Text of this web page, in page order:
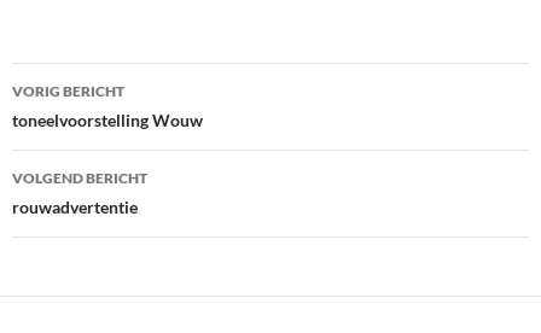
Bericht
navigatie
VORIG BERICHT
toneelvoorstelling Wouw
VOLGEND BERICHT
rouwadvertentie